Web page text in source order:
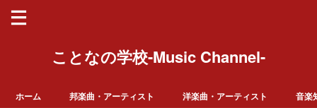
ことなの学校-Music Channel-
ホーム 邦楽曲・アーティスト 洋楽曲・アーティスト 音楽